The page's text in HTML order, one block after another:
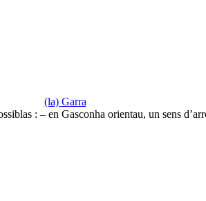
(la) Garra
: – en Gasconha orientau, un sens